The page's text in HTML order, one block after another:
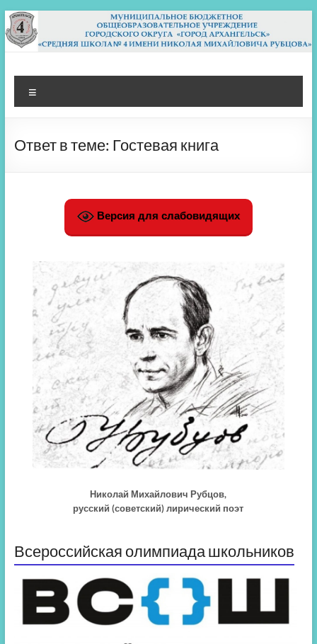
Перейти
к
содержимому
МБОУ СШ 4
Архангельск
Ответ в теме: Гостевая книга
Версия для слабовидящих
Николай Михайлович Рубцов,
русский (советский) лирический поэт
Всероссийская олимпиада школьников